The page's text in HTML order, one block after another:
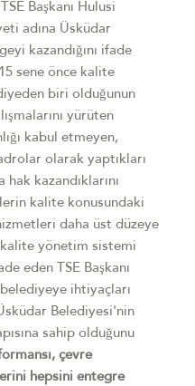
Başkanı Hulusi
adına Üsküdar
kazandığını ifade
sene önce kalite
biri olduğunun
yürüten
kabul etmeyen,
olarak yaptıkları
kazandıklarını
kalite konusundaki
daha üst düzeye
kalite yönetim sistemi
eden TSE Başkanı
ihtiyaçları
Belediyesi'nin
sahip olduğunu
çevre
hepsini entegre